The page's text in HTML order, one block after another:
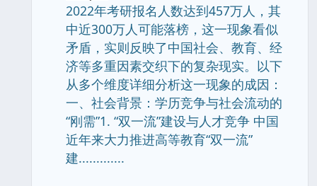
2022年考研报名人数达到457万人，其
中近300万人可能落榜，这一现象看似
矛盾，实则反映了中国社会、教育、经
济等多重因素交织下的复杂现实。以下
从多个维度详细分析这一现象的成因：
一、社会背景：学历竞争与社会流动的
“刚需”1. “双一流”建设与人才竞争 中国
近年来大力推进高等教育“双一流”
建.............